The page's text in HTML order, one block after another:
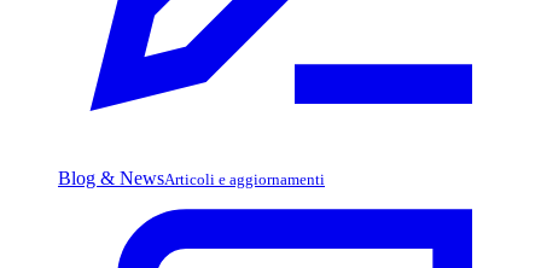
Blog & NewsArticoli e aggiornamenti